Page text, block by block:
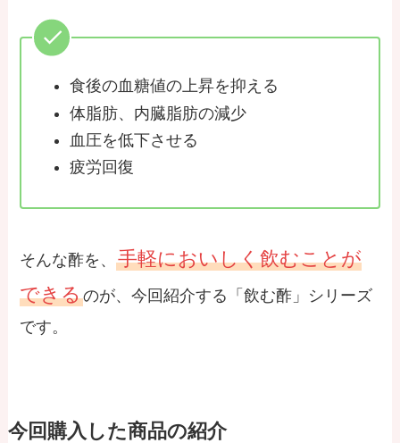
食後の血糖値の上昇を抑える
体脂肪、内臓脂肪の減少
血圧を低下させる
疲労回復
そんな酢を、手軽においしく飲むことが
できるのが、今回紹介する「飲む酢」シリーズ
です。
今回購入した商品の紹介